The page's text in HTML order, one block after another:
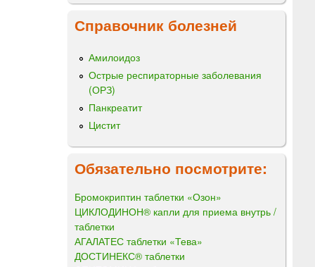
Справочник болезней
Амилоидоз
Острые респираторные заболевания
(ОРЗ)
Панкреатит
Цистит
Обязательно посмотрите:
Бромокриптин таблетки «Озон»
ЦИКЛОДИНОН® капли для приема внутрь /
таблетки
АГАЛАТЕС таблетки «Тева»
ДОСТИНЕКС® таблетки